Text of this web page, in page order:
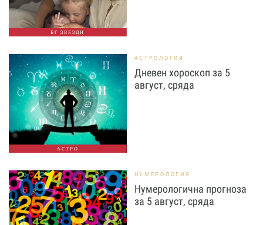
БГ ЗВЕЗДИ
АСТРО
АСТРОЛОГИЯ
Дневен хороскоп за 5
август, сряда
НУМЕРОЛОГИЯ
Нумерологична прогноза
за 5 август, сряда